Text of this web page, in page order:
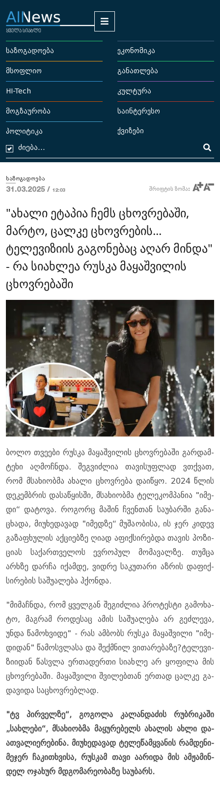
საზოგადოება ეკონომიკა
მსოფლიო განათლება
HI-Tech კულტურა
მოგზაურობა საინტერესო
პოლიტიკა ქვიზები
საზოგადოება
31.03.2025 / 12:03 შრიფტის ზომა:
"ახალი ეტაპია ჩემს ცხოვრებაში,
მარტო, ცალკე ცხოვრების...
ტელევიზიის გაგონებაც აღარ მინდა"
- რა სიახლეა რუსკა მაყაშვილის
ცხოვრებაში
ბოლო თვე­ე­ბი რუს­კა მა­ყაშ­ვი­ლის ცხოვ­რე­ბა­ში გარ­დამ­
ტე­ხი აღ­მოჩ­ნდა. შეგ­ვიძ­ლია თა­ვი­სუფ­ლად ვთქვათ,
რომ მსა­ხი­ობ­მა ახა­ლი ცხოვ­რე­ბა და­ი­წყო. 2024 წლის
დე­კემ­ბრის და­სა­წყის­ში, მსა­ხი­ობ­მა ტე­ლე­კომ­პა­ნია "იმე­
დი“ და­ტო­ვა. რო­გორც მა­შინ ჩვენ­თან სა­უ­ბარ­ში გა­ნა­
ცხა­და, მი­უ­ხე­და­ვად "იმედ­ზე“ მუ­შა­ო­ბი­სა, ის ჯერ კი­დევ
გა­ზა­ფხუ­ლის აქ­ცი­ებ­ზე ღიად აფიქ­სი­რებ­და თა­ვის პო­ზი­
ცი­ას სა­ქარ­თვე­ლოს ევ­რო­პულ მო­მა­ვალ­ზე. თუმ­ცა
არხზე დარ­ჩა იქამ­დე, ვიდ­რე სა­კუ­თა­რი აზ­რის და­ფიქ­
სი­რე­ბის სა­შუ­ა­ლე­ბა ჰქონ­და.
"მი­მაჩ­ნდა, რომ ყველ­გან შე­გიძ­ლია პრო­ტეს­ტი გა­მო­ხა­
ტო, მაგ­რამ რო­დე­საც ამის სა­შუ­ა­ლე­ბა არ გეძ­ლე­ვა,
უნდა წა­მოხ­ვი­დე" - რას ამ­ბობს რუს­კა მა­ყაშ­ვი­ლი "იმე­
დი­დან" წა­მოს­ვლა­სა და შექ­მნილ ვი­თა­რე­ბა­ზე?ტე­ლე­ვი­
ზი­ი­დან წას­ვლა ერ­თა­დერ­თი სი­ახ­ლე არ ყო­ფი­ლა მის
ცხოვ­რე­ბა­ში. მა­ყაშ­ვი­ლი შვი­ლებ­თან ერ­თად ცალ­კე გა­
და­ვი­და სა­ცხოვ­რებ­ლად.
"ტვ პირ­ველ­ზე“, გო­გო­ლა კა­ლან­და­ძის რუბ­რი­კა­ში
„სახ­ლე­ბი“, მსა­ხი­ობ­მა მა­ყუ­რე­ბელს ახა­ლის ახლი და­
ათ­ვა­ლი­ე­რე­ბი­ნა. მი­უ­ხე­და­ვად ტე­ლე­წამ­ყვა­ნის რამ­დე­ნი­
მე­ჯერ ჩა­კი­თხვი­სა, რუს­კამ თავი აა­რი­და მის ამ­ჟა­მინ­
დელ ოჯა­ხურ მდგო­მა­რე­ო­ბა­ზე სა­უ­ბარს.